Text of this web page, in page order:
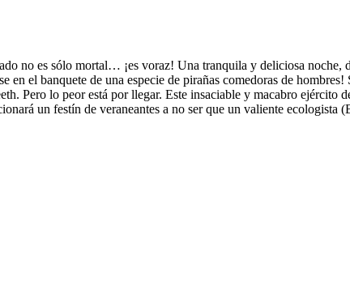
no es sólo mortal… ¡es voraz! Una tranquila y deliciosa noche,
el banquete de una especie de pirañas comedoras de
Pero lo peor está por llegar. Este insaciable y macabro ejército
un festín de veraneantes a no ser que un valiente